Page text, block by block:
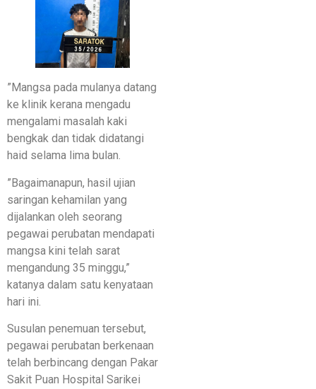
​”Mangsa pada mulanya datang
ke klinik kerana mengadu
mengalami masalah kaki
bengkak dan tidak didatangi
haid selama lima bulan.
​”Bagaimanapun, hasil ujian
saringan kehamilan yang
dijalankan oleh seorang
pegawai perubatan mendapati
mangsa kini telah sarat
mengandung 35 minggu,”
katanya dalam satu kenyataan
hari ini.
​Susulan penemuan tersebut,
pegawai perubatan berkenaan
telah berbincang dengan Pakar
Sakit Puan Hospital Sarikei